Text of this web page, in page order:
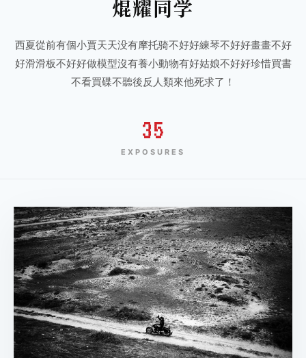
焜耀同学
西夏從前有個小賈天天没有摩托骑不好好練琴不好好畫畫不好
好滑滑板不好好做模型沒有養小動物有好姑娘不好好珍惜買書
不看買碟不聽後反人類來他死求了！
35
EXPOSURES